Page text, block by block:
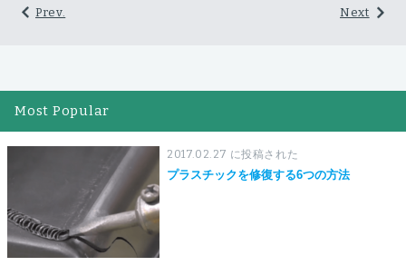
Next
Prev.
Most Popular
2017.02.27 に投稿された
プラスチックを修復する6つの方法